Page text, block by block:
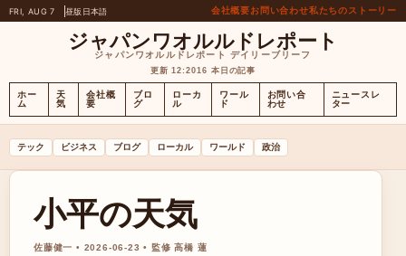
FRI, AUG 7 昼版 日本語 会社概要お問い合わせ私たちのストーリー
ジャパンワオルルドレポート
ジャパンワオルルドレポート デイリーブリーフ
更新 12:2016 本日の記事
ホー
ム
天
気
会社概
要
ブロ
グ
ローカ
ル
ワール
ド
お問い合
わせ
ニュースレ
ター
テック ビジネス ブログ ローカル ワールド 政治
小平の天気
佐藤健一 • 2026-06-23 • 監修 高橋 蓮